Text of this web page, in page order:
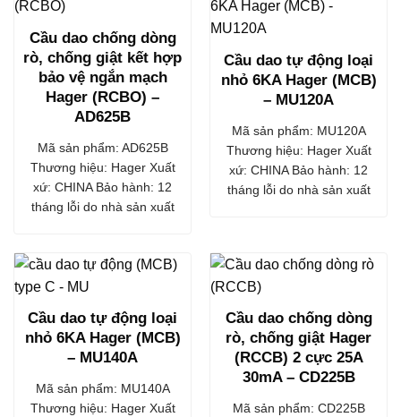
Cầu dao chống dòng
rò, chống giật kết hợp
bảo vệ ngắn mạch
Hager (RCBO) –
AD625B
Mã sản phẩm: AD625B
Thương hiệu: Hager Xuất
xứ: CHINA Bảo hành: 12
tháng lỗi do nhà sản xuất
Cầu dao tự động loại
nhỏ 6KA Hager (MCB)
– MU120A
Mã sản phẩm: MU120A
Thương hiệu: Hager Xuất
xứ: CHINA Bảo hành: 12
tháng lỗi do nhà sản xuất
Cầu dao tự động loại
nhỏ 6KA Hager (MCB)
– MU140A
Mã sản phẩm: MU140A
Thương hiệu: Hager Xuất
Cầu dao chống dòng
rò, chống giật Hager
(RCCB) 2 cực 25A
30mA – CD225B
Mã sản phẩm: CD225B